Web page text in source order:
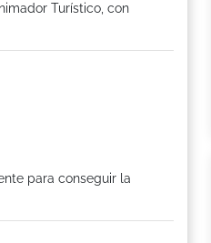
Turístico, con
para conseguir la